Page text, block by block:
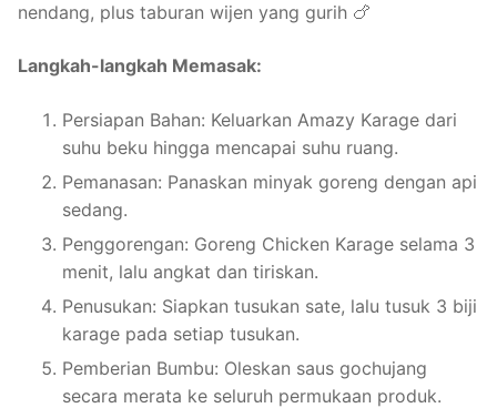
nendang, plus taburan wijen yang gurih 🍗
Langkah-langkah Memasak:
Persiapan Bahan: Keluarkan Amazy Karage dari
suhu beku hingga mencapai suhu ruang.
Pemanasan: Panaskan minyak goreng dengan api
sedang.
Penggorengan: Goreng Chicken Karage selama 3
menit, lalu angkat dan tiriskan.
Penusukan: Siapkan tusukan sate, lalu tusuk 3 biji
karage pada setiap tusukan.
Pemberian Bumbu: Oleskan saus gochujang
secara merata ke seluruh permukaan produk.